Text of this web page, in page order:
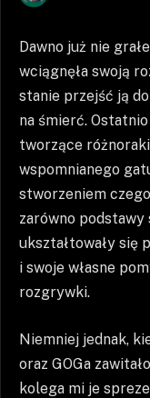
Dawno już nie
wciągnęła swoją
stanie przejść ją
na śmierć.
tworzące
wspomnianego
stworzeniem
zarówno
ukształtowały się
i swoje własne
rozgrywki.
Niemniej jednak,
oraz GOGa
kolega mi je